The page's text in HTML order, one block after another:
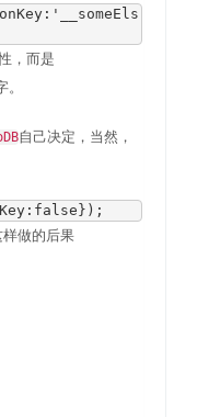
: '__someEls
，而是
自己决定，当然，
: false });
做的后果